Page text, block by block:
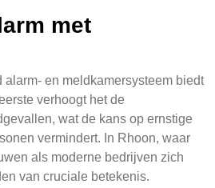
met
alarm- en meldkamersysteem biedt
verhoogt het de
wat de kans op ernstige
vermindert. In Rhoon, waar
als moderne bedrijven zich
van cruciale betekenis.